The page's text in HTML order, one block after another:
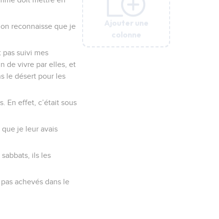
Ajouter une
colonne
Ajouter une
colonne
reconnaisse que je
pas suivi mes
de vivre par elles, et
le désert pour les
En effet, c’était sous
je leur avais
ils les
achevés dans le
Ajouter une
colonne
Ajouter une
colonne
Ajouter une
colonne
Ajouter une
colonne